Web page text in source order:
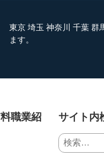
東京 埼玉 神奈川 千葉 群
ます。
職業紹 サイト内
検
索: